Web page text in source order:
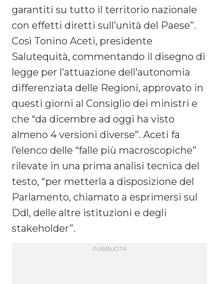
garantiti su tutto il territorio nazionale
con effetti diretti sull’unità del Paese”.
Così Tonino Aceti, presidente
Salutequità, commentando il disegno di
legge per l’attuazione dell’autonomia
differenziata delle Regioni, approvato in
questi giorni al Consiglio dei ministri e
che “da dicembre ad oggi ha visto
almeno 4 versioni diverse”. Aceti fa
l’elenco delle “falle più macroscopiche”
rilevate in una prima analisi tecnica del
testo, “per metterla a disposizione del
Parlamento, chiamato a esprimersi sul
Ddl, delle altre istituzioni e degli
stakeholder”.